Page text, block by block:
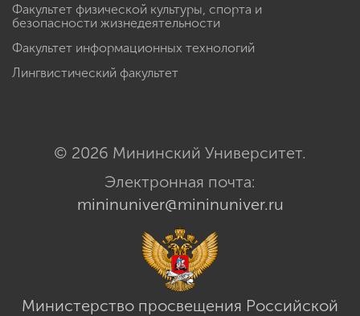
Факультет физической культуры, спорта и
безопасности жизнедеятельности
Факультет информационных технологий
Лингвистический факультет
© 2026 Мининский Университет.
Электронная почта:
mininuniver@mininuniver.ru
Министерство просвещения Российской